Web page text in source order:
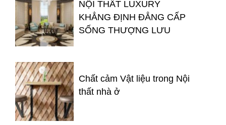
NỘI THẤT LUXURY
KHẲNG ĐỊNH ĐẲNG CẤP
SỐNG THƯỢNG LƯU
Chất cảm Vật liệu trong Nội
thất nhà ở